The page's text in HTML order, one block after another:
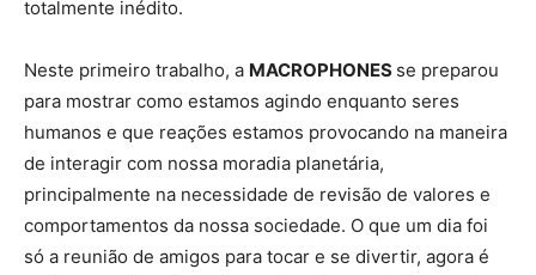
totalmente inédito.
Neste primeiro trabalho, a MACROPHONES se preparou
para mostrar como estamos agindo enquanto seres
humanos e que reações estamos provocando na maneira
de interagir com nossa moradia planetária,
principalmente na necessidade de revisão de valores e
comportamentos da nossa sociedade. O que um dia foi
só a reunião de amigos para tocar e se divertir, agora é